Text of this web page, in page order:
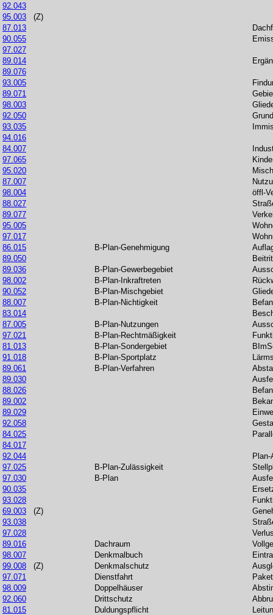
92.043
95.003
(Z)
87.013
90.055
97.027
89.014
89.076
93.005
89.071
98.003
92.050
93.035
94.016
84.007
97.065
95.020
87.007
98.004
öffl-
88.027
89.077
95.005
97.017
86.015
B-Plan-Genehmigung
89.050
89.036
B-Plan-Gewerbegebiet
98.002
B-Plan-Inkraftreten
90.052
B-Plan-Mischgebiet
88.007
B-Plan-Nichtigkeit
83.014
87.005
B-Plan-Nutzungen
97.021
B-Plan-Rechtmäßigkeit
81.013
B-Plan-Sondergebiet
91.018
B-Plan-Sportplatz
89.061
B-Plan-Verfahren
89.030
88.026
89.002
89.029
92.058
84.025
84.017
92.044
97.025
B-Plan-Zulässigkeit
97.030
B-Plan
90.035
93.028
69.003
(Z)
93.038
97.028
89.016
Dachraum
98.007
Denkmalbuch
99.008
(Z) Denkmalschutz
97.071
Dienstfahrt
98.009
Doppelhäuser
92.060
Drittschutz
81.015
Duldungspflicht